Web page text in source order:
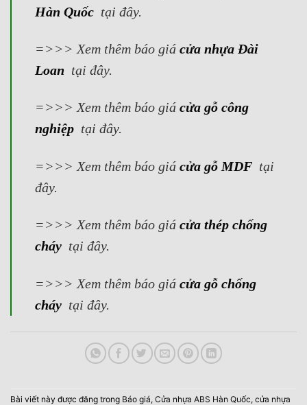
Hàn Quốctại đây.
=>>> Xem thêm báo giá cửa nhựa Đài
Loan tại đây.
=>>> Xem thêm báo giá cửa gỗ công
nghiệptại đây.
=>>> Xem thêm báo giá cửa gỗ MDF tại
đây.
=>>> Xem thêm báo giá cửa thép chống
cháytại đây.
=>>> Xem thêm báo giá cửa gỗ chống
cháytại đây.
Bài viết này được đăng trong Báo giá, Cửa nhựa ABS Hàn Quốc, cửa nhựa